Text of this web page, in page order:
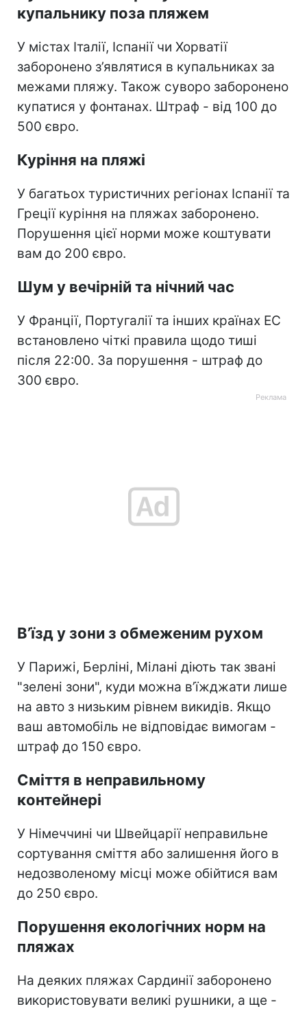
купальнику поза пляжем
У містах Італії, Іспанії чи Хорватії
заборонено з’являтися в купальниках за
межами пляжу. Також суворо заборонено
купатися у фонтанах. Штраф - від 100 до
500 євро.
Куріння на пляжі
У багатьох туристичних регіонах Іспанії та
Греції куріння на пляжах заборонено.
Порушення цієї норми може коштувати
вам до 200 євро.
Шум у вечірній та нічний час
У Франції, Португалії та інших країнах ЕС
встановлено чіткі правила щодо тиші
після 22:00. За порушення - штраф до
300 євро.
В’їзд у зони з обмеженим рухом
У Парижі, Берліні, Мілані діють так звані
"зелені зони", куди можна в’їжджати лише
на авто з низьким рівнем викидів. Якщо
ваш автомобіль не відповідає вимогам -
штраф до 150 євро.
Сміття в неправильному
контейнері
У Німеччині чи Швейцарії неправильне
сортування сміття або залишення його в
недозволеному місці може обійтися вам
до 250 євро.
Порушення екологічних норм на
пляжах
На деяких пляжах Сардинії заборонено
використовувати великі рушники, а ще -